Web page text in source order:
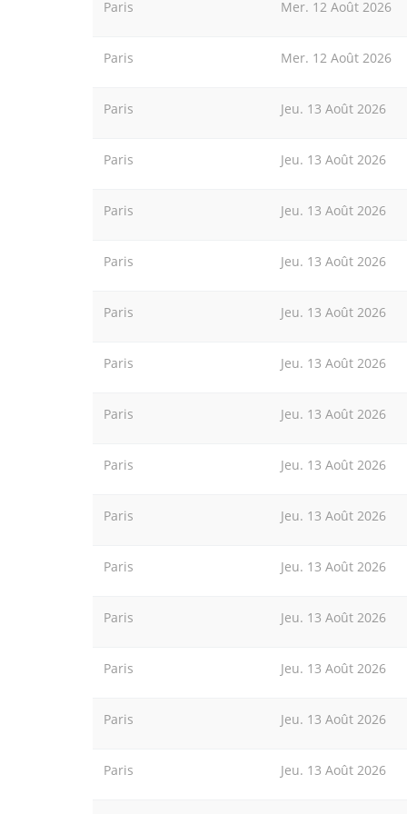
Paris Mer. 12 Août 2026
Paris Mer. 12 Août 2026
Paris Jeu. 13 Août 2026
Paris Jeu. 13 Août 2026
Paris Jeu. 13 Août 2026
Paris Jeu. 13 Août 2026
Paris Jeu. 13 Août 2026
Paris Jeu. 13 Août 2026
Paris Jeu. 13 Août 2026
Paris Jeu. 13 Août 2026
Paris Jeu. 13 Août 2026
Paris Jeu. 13 Août 2026
Paris Jeu. 13 Août 2026
Paris Jeu. 13 Août 2026
Paris Jeu. 13 Août 2026
Paris Jeu. 13 Août 2026